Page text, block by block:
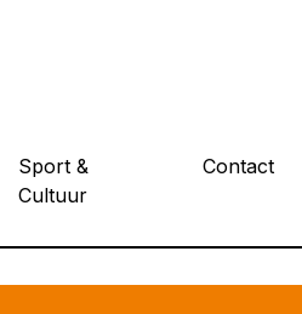
Sport &
Cultuur
Contact